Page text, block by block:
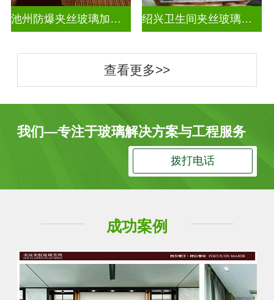
池州防爆夹丝玻璃加工厂 绍兴卫生间夹丝玻璃多少钱
查看更多>>
我们—专注于玻璃解决方案与工程服务
拨打电话
成功案例